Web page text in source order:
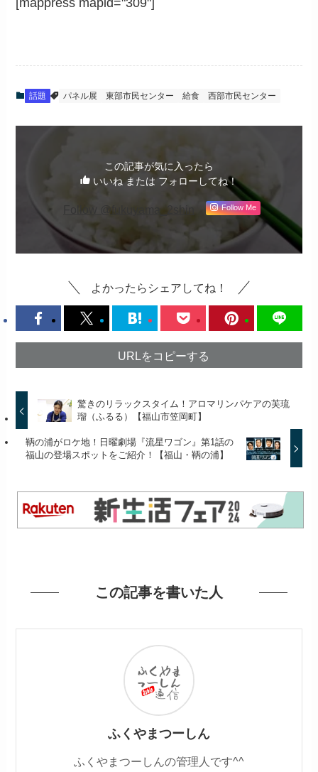
[mappress mapid="309"]
話題 パネル展 東部市民センター 給食 西部市民センター
この記事が気に入ったら
いいね または フォローしてね！
Follow @fukuyama_2shin Follow Me
よかったらシェアしてね！
URLをコピーする
驚きのリラックスタイム！アロマリンパケアの芙琉
瑠（ふるる）【福山市笠岡町】
鞆の浦がロケ地！日曜劇場『流星ワゴン』第1話の
福山の登場スポットをご紹介！【福山・鞆の浦】
この記事を書いた人
ふくやまつーしん
ふくやまつーしんの管理人です^^